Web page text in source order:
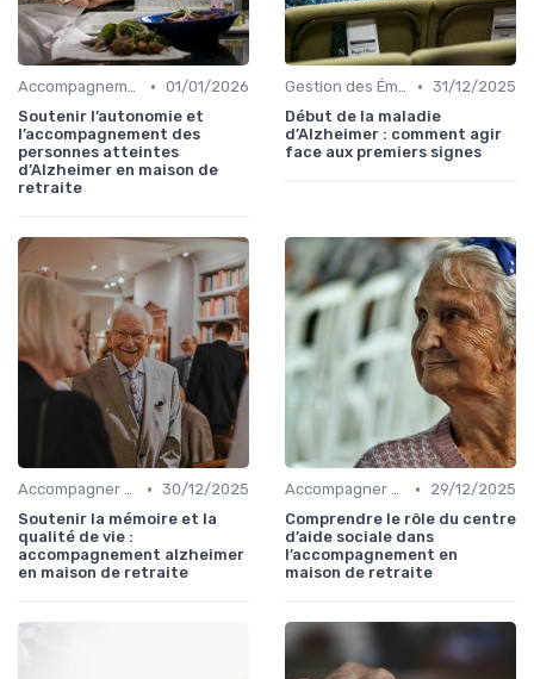
Accompagnement Personnalisé • 01/01/2026
Soutenir l’autonomie et
l’accompagnement des
personnes atteintes
d’Alzheimer en maison de
retraite
Gestion des Émotions et du Changement • 31/12/2025
Début de la maladie
d’Alzheimer : comment agir
face aux premiers signes
Accompagner un Proche en Maison de Retraite • 30/12/2025
Soutenir la mémoire et la
qualité de vie :
accompagnement alzheimer
en maison de retraite
Accompagner un Proche en Maison de Retraite •
29/12/2025
Comprendre le rôle du centre
d’aide sociale dans
l’accompagnement en
maison de retraite